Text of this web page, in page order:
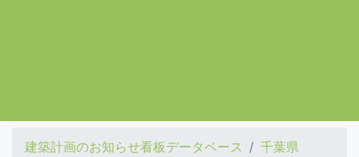
建築計画のお知らせ看板データベース
千葉県